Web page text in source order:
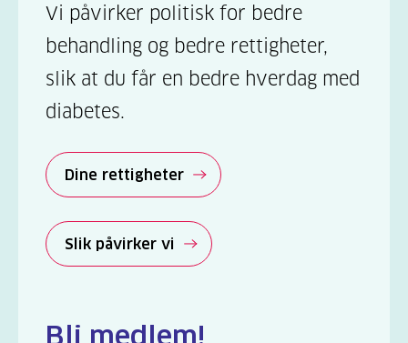
Vi påvirker politisk for bedre
behandling og bedre rettigheter,
slik at du får en bedre hverdag med
diabetes.
Dine rettigheter
Slik påvirker vi
Bli medlem!